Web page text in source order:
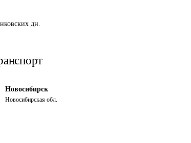
дн.
Новосибирск
Новосибирская обл.